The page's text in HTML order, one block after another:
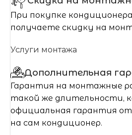
При покупке
получаете скидку на
Услуги монтажа
Дополнительная
Гарантия на монтажные
такой же длительности,
официальная гарантия
на сам кондиционер.